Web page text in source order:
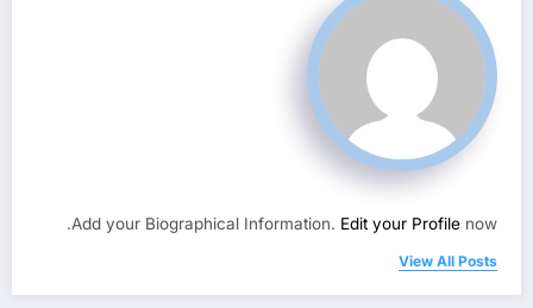
Add your Biographical Information. Edit your Profile now.
View All Posts